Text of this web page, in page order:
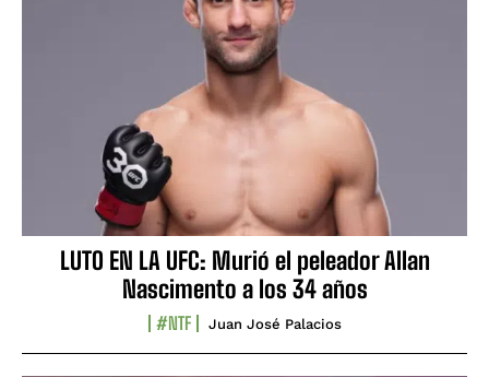
LUTO EN LA UFC: Murió el peleador Allan
Nascimento a los 34 años
#NTF Juan José Palacios